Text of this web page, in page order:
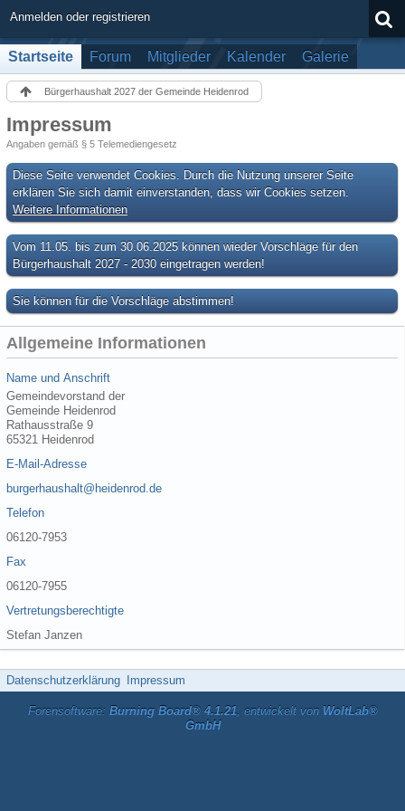
Anmelden oder registrieren
Startseite Forum Mitglieder Kalender Galerie
Bürgerhaushalt 2027 der Gemeinde Heidenrod
Impressum
Angaben gemäß § 5 Telemediengesetz
Diese Seite verwendet Cookies. Durch die Nutzung unserer Seite
erklären Sie sich damit einverstanden, dass wir Cookies setzen.
Weitere Informationen
Vom 11.05. bis zum 30.06.2025 können wieder Vorschläge für den
Bürgerhaushalt 2027 - 2030 eingetragen werden!
Sie können für die Vorschläge abstimmen!
Allgemeine Informationen
Name und Anschrift
Gemeindevorstand der
Gemeinde Heidenrod
Rathausstraße 9
65321 Heidenrod
E-Mail-Adresse
burgerhaushalt@heidenrod.de
Telefon
06120-7953
Fax
06120-7955
Vertretungsberechtigte
Stefan Janzen
Datenschutzerklärung Impressum
Forensoftware: Burning Board® 4.1.21, entwickelt von WoltLab®
GmbH